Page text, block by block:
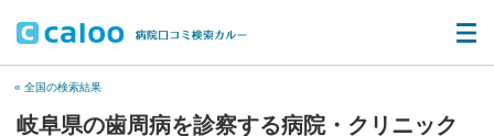
« 全国の検索結果
岐阜県の歯周病を診察する病院・クリニック